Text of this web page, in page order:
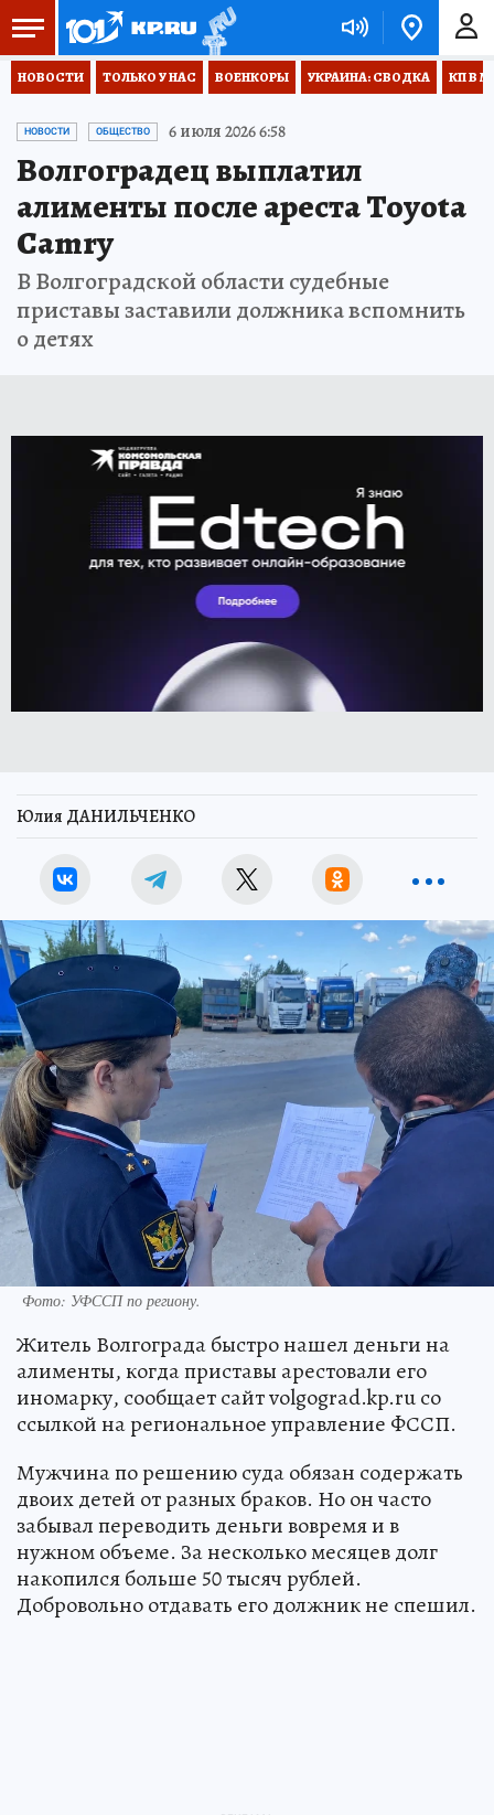
НОВОСТИ ТОЛЬКО У НАС ВОЕНКОРЫ УКРАИНА: СВОДКА КП В
НОВОСТИ ОБЩЕСТВО 6 июля 2026 6:58
Волгоградец выплатил
алименты после ареста Toyota
Camry
В Волгоградской области судебные
приставы заставили должника вспомнить
о детях
Юлия ДАНИЛЬЧЕНКО
Фото: УФССП по региону.
Житель Волгограда быстро нашел деньги на
алименты, когда приставы арестовали его
иномарку, сообщает сайт volgograd.kp.ru со
ссылкой на региональное управление ФССП.
Мужчина по решению суда обязан содержать
двоих детей от разных браков. Но он часто
забывал переводить деньги вовремя и в
нужном объеме. За несколько месяцев долг
накопился больше 50 тысяч рублей.
Добровольно отдавать его должник не спешил.